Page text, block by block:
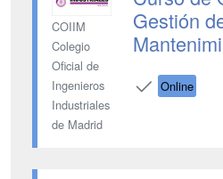
COIIM
Colegio
Oficial de
Ingenieros
Industriales
de Madrid
Gestión
Online